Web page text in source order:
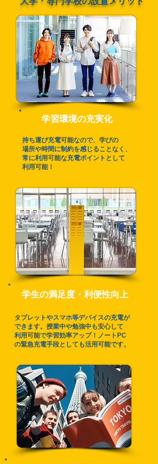
学習環境の充実化
持ち運び充電可能なので、学びの
場所や時間に制約を感じることなく、
常に利用可能な充電ポイントとして
利用可能！
​学生の満足度・利便性向上
タブレットやスマホ等デバイスの充電が
できます。授業中や勉強中も安心して
利用可能で学習効率アップ！ノートPC
の緊急充電手段としても活用可能です。